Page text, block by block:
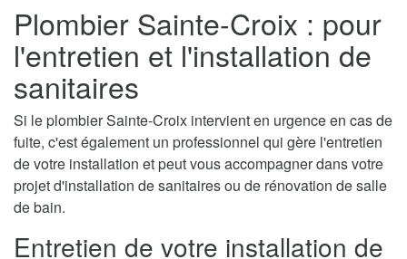
Plombier Sainte-Croix : pour
l'entretien et l'installation de
sanitaires
Si le plombier Sainte-Croix intervient en urgence en cas de
fuite, c'est également un professionnel qui gère l'entretien
de votre installation et peut vous accompagner dans votre
projet d'installation de sanitaires ou de rénovation de salle
de bain.
Entretien de votre installation de